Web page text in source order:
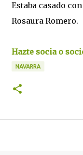
Estaba casado
Rosaura Romero.
Hazte socia o
NAVARRA